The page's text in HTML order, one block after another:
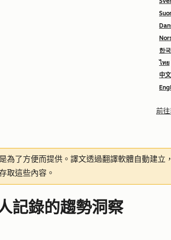
한
ไทย
中
前
為了方便而提供。譯文透過翻譯軟體自動建
取這些內容。
記錄的趨勢洞察